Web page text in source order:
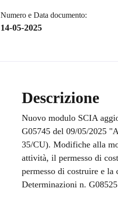
Numero e Data documento:
14-05-2025
Descrizione
Nuovo modulo SCIA
G05745 del 09/05/2025
35/CU). Modifiche alla
attività, il permesso di
permesso di costruire e la
Determinazioni n.